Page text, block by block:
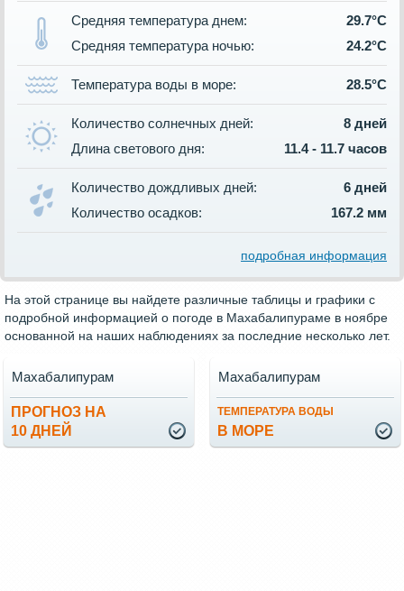
Средняя температура днем:
29.7°C
Средняя температура ночью:
24.2°C
Температура воды в море: 28.5°C
Количество солнечных дней:
8 дней
Длина светового дня:
11.4 - 11.7 часов
Количество дождливых дней:
6 дней
Количество осадков:
167.2 мм
подробная информация
На этой странице вы найдете различные таблицы и графики с
подробной информацией о погоде в Махабалипураме в ноябре
основанной на наших наблюдениях за последние несколько лет.
ПРОГНОЗ НА
10 ДНЕЙ
Махабалипурам
ТЕМПЕРАТУРА ВОДЫ
В МОРЕ
Махабалипурам